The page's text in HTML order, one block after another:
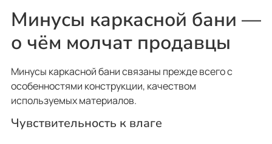
Минусы каркасной бани —
о чём молчат продавцы
Минусы каркасной бани связаны прежде всего с
особенностями конструкции, качеством
используемых материалов.
Чувствительность к влаге